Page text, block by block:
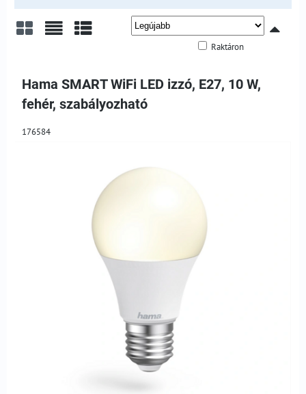
Raktáron
Hama SMART WiFi LED izzó, E27, 10 W,
fehér, szabályozható
176584